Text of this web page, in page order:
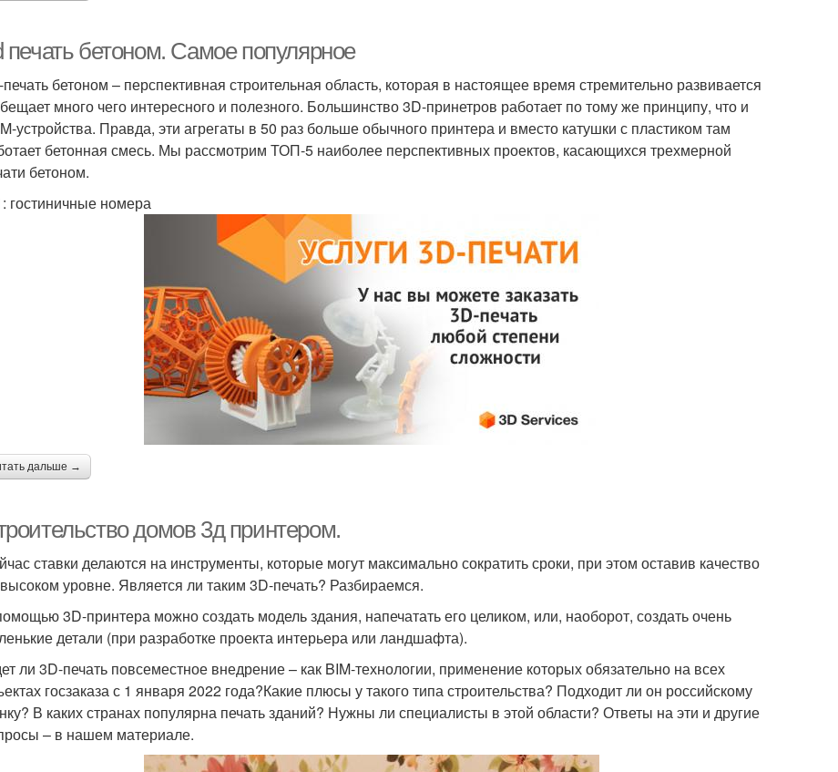
печать бетоном. Самое популярное
бетоном – перспективная строительная область, которая в настоящее время стремительно развивается
много чего интересного и полезного. Большинство 3D-принетров работает по тому же принципу, что и
устройства. Правда, эти агрегаты в 50 раз больше обычного принтера и вместо катушки с пластиком там
бетонная смесь. Мы рассмотрим ТОП-5 наиболее перспективных проектов, касающихся трехмерной
бетоном.
гостиничные номера
дальше →
домов 3д принтером.
ставки делаются на инструменты, которые могут максимально сократить сроки, при этом оставив качество
уровне. Является ли таким 3D-печать? Разбираемся.
3D-принтера можно создать модель здания, напечатать его целиком, или, наоборот, создать очень
детали (при разработке проекта интерьера или ландшафта).
ли 3D-печать повсеместное внедрение – как BIM-технологии, применение которых обязательно на всех
госзаказа с 1 января 2022 года?Какие плюсы у такого типа строительства? Подходит ли он российскому
В каких странах популярна печать зданий? Нужны ли специалисты в этой области? Ответы на эти и другие
– в нашем материале.